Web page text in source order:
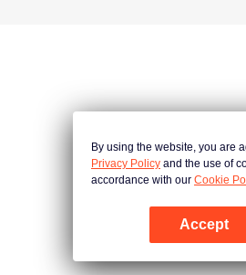
By using the website, you are
Privacy Policy and the use of
accordance with our Cookie
Accept